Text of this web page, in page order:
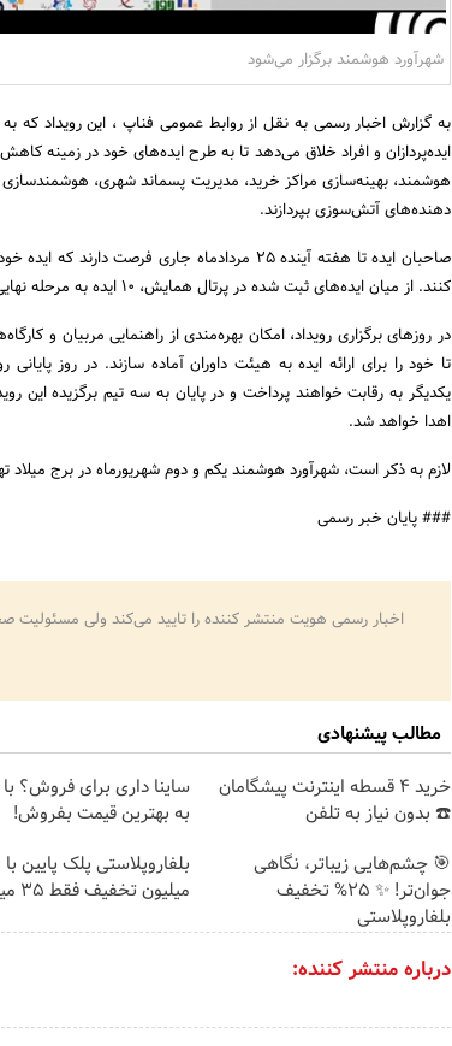
شهرآورد هوشمند برگزار می‌شود
به گزارش اخبار رسمی به نقل از روابط عمومی فناپ ، این رویداد که
ایده‌پردازان و افراد خلاق می‌دهد تا به طرح ایده‌های خود در زمینه
هوشمند، بهینه‌سازی مراکز خرید، مدیریت پسماند شهری،
دهنده‌های آتش‌سوزی بپردازند.
کنند. از میان ایده‌های ثبت شده در پرتال همایش، 10 ایده به مرحله نهایی راه پیدا خواهند کرد تا با یکدیگر رقابت کنند.
در روزهای برگزاری رویداد، امکان بهره‌مندی از راهنمایی مربیان و
تا خود را برای ارائه ایده به هیئت داوران آماده سازند. در روز
اهدا خواهد شد.
لازم به ذکر است، شهرآورد هوشمند یکم و دوم شهریورماه در برج میلاد
### پایان خبر رسمی
اخبار رسمی هویت منتشر کننده را تایید می‌کند ولی
مطالب پیشنهادی
خرید 4 قسطه اینترنت پیشگامان
☎️ بدون نیاز به تلفن
ساینا داری برای فروش؟ با
به بهترین قیمت بفروش!
🎯 چشم‌هایی زیباتر، نگاهی
جوان‌تر! ✨ 25% تخفیف
بلفاروپلاستی
میلیون تخفیف فقط 3۵ میلیون 👀
درباره منتشر کننده: